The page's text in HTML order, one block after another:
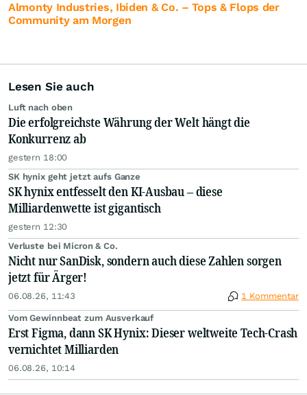
Almonty Industries, Ibiden & Co. – Tops & Flops der
Community am Morgen
Lesen Sie auch
Luft nach oben
Die erfolgreichste Währung der Welt hängt die
Konkurrenz ab
gestern 18:00
SK hynix geht jetzt aufs Ganze
SK hynix entfesselt den KI-Ausbau – diese
Milliardenwette ist gigantisch
gestern 12:30
Verluste bei Micron & Co.
Nicht nur SanDisk, sondern auch diese Zahlen sorgen
jetzt für Ärger!
06.08.26, 11:43 1 Kommentar
Vom Gewinnbeat zum Ausverkauf
Erst Figma, dann SK Hynix: Dieser weltweite Tech-Crash
vernichtet Milliarden
06.08.26, 10:14